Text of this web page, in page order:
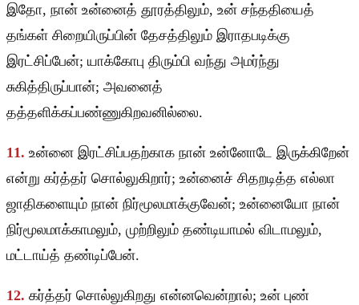
இதோ, நான் உன்னைத் தூரத்திலும், உன் சந்ததியைத்
தங்கள் சிறையிருப்பின் தேசத்திலும் இராதபடிக்கு
இரட்சிப்பேன்; யாக்கோபு திரும்பி வந்து அமர்ந்து
சுகித்திருப்பான்; அவனைத்
தத்தளிக்கப்பண்ணுகிறவனில்லை.
11. உன்னை இரட்சிப்பதற்காக நான் உன்னோடே இருக்கிறேன்
என்று கர்த்தர் சொல்லுகிறார்; உன்னைச் சிதறடித்த எல்லா
ஜாதிகளையும் நான் நிர்மூலமாக்குவேன்; உன்னையோ நான்
நிர்மூலமாக்காமலும், முற்றிலும் தண்டியாமல் விடாமலும்,
மட்டாய்த் தண்டிப்பேன்.
12. கர்த்தர் சொல்லுகிறது என்னவென்றால்; உன் புண்